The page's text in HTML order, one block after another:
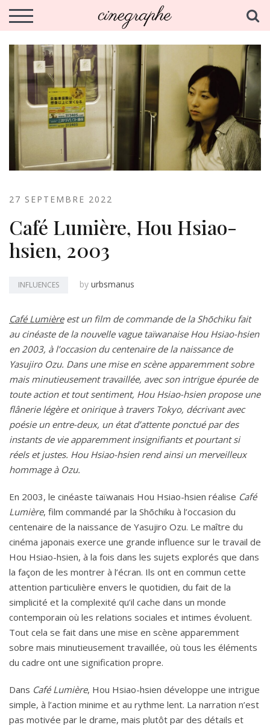
Skip
cinegraphe.fr
Analyse et écriture du cinema de la Nouvelle Vague
TOGGLE MOBILE MENU
27 SEPTEMBRE 2022
Café Lumière, Hou Hsiao-
hsien, 2003
INFLUENCES by urbsmanus
Café Lumièreest un film de commande de la Shōchiku fait
au cinéaste de la nouvelle vague taïwanaise Hou Hsiao-hsien
en 2003, à l’occasion du centenaire de la naissance de
Yasujiro Ozu. Dans une mise en scène apparemment sobre
mais minutieusement travaillée, avec son intrigue épurée de
toute action et tout sentiment, Hou Hsiao-hsien propose une
flânerie légère et onirique à travers Tokyo, décrivant avec
poésie un entre-deux, un état d’attente ponctué par des
instants de vie apparemment insignifiants et pourtant si
réels et justes. Hou Hsiao-hsien rend ainsi un merveilleux
hommage à Ozu.
En 2003, le cinéaste taïwanais Hou Hsiao-hsien réalise Café
Lumière, film commandé par la Shōchiku à l’occasion du
centenaire de la naissance de Yasujiro Ozu. Le maître du
cinéma japonais exerce une grande influence sur le travail de
Hou Hsiao-hsien, à la fois dans les sujets explorés que dans
la façon de les montrer à l’écran. Ils ont en commun cette
attention particulière envers le quotidien, du fait de la
simplicité et la complexité qu’il cache dans un monde
contemporain où les relations sociales et intimes évoluent.
Tout cela se fait dans une mise en scène apparemment
sobre mais minutieusement travaillée, où tous les éléments
du cadre ont une signification propre.
Dans Café Lumière, Hou Hsiao-hsien développe une intrigue
simple, à l’action minime et au rythme lent. La narration n’est
pas motivée par le drame, mais plutôt par des détails et